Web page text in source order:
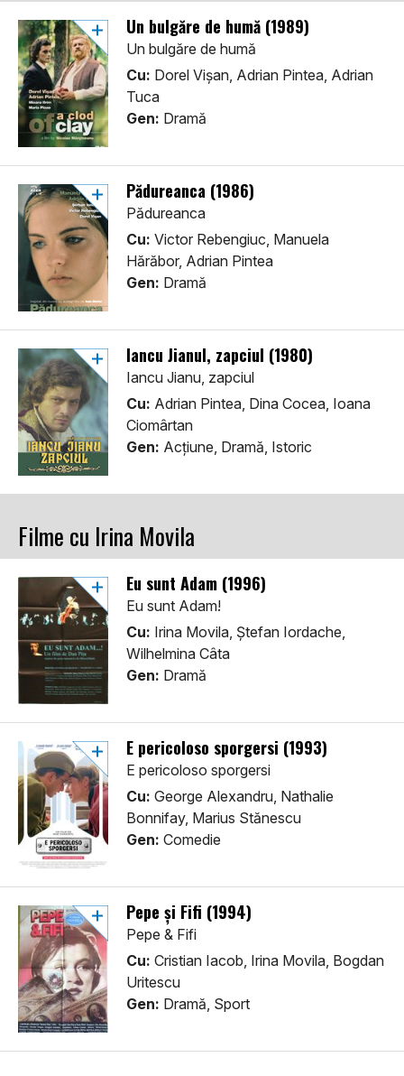
Un bulgăre de humă (1989)
Un bulgăre de humă
Cu: Dorel Vișan, Adrian Pintea, Adrian
Tuca
Gen: Dramă
Pădureanca (1986)
Pădureanca
Cu: Victor Rebengiuc, Manuela
Hărăbor, Adrian Pintea
Gen: Dramă
Iancu Jianul, zapciul (1980)
Iancu Jianu, zapciul
Cu: Adrian Pintea, Dina Cocea, Ioana
Ciomârtan
Gen: Acţiune, Dramă, Istoric
Filme cu Irina Movila
Eu sunt Adam (1996)
Eu sunt Adam!
Cu: Irina Movila, Ștefan Iordache,
Wilhelmina Câta
Gen: Dramă
E pericoloso sporgersi (1993)
E pericoloso sporgersi
Cu: George Alexandru, Nathalie
Bonnifay, Marius Stănescu
Gen: Comedie
Pepe și Fifi (1994)
Pepe & Fifi
Cu: Cristian Iacob, Irina Movila, Bogdan
Uritescu
Gen: Dramă, Sport